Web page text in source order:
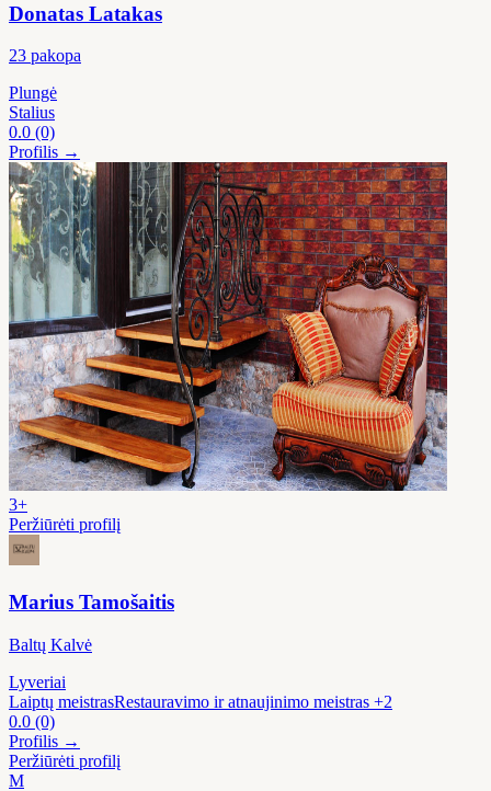
Donatas Latakas
23 pakopa
Plungė
Stalius
0.0 (0)
Profilis →
3+
Peržiūrėti profilį
Marius Tamošaitis
Baltų Kalvė
Lyveriai
Laiptų meistrasRestauravimo ir atnaujinimo meistras +2
0.0 (0)
Profilis →
Peržiūrėti profilį
M